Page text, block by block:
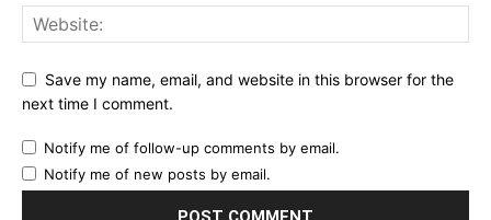
Save my name, email, and website in this browser for the
next time I comment.
Notify me of follow-up comments by email.
Notify me of new posts by email.